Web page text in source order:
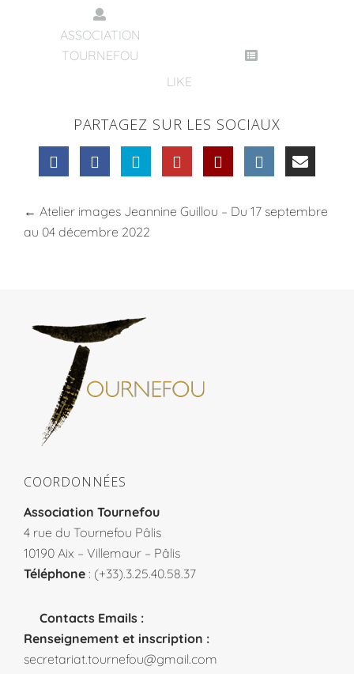
ASSOCIATION
TOURNEFOU
LIKE
PARTAGEZ SUR LES SOCIAUX
← Atelier images Jeannine Guillou – Du 17 septembre
au 04 décembre 2022
COORDONNÉES
Association Tournefou
4 rue du Tournefou Pâlis
10190 Aix – Villemaur – Pâlis
Téléphone : (+33).3.25.40.58.37
Contacts Emails :
Renseignement et inscription :
secretariat.tournefou@gmail.com